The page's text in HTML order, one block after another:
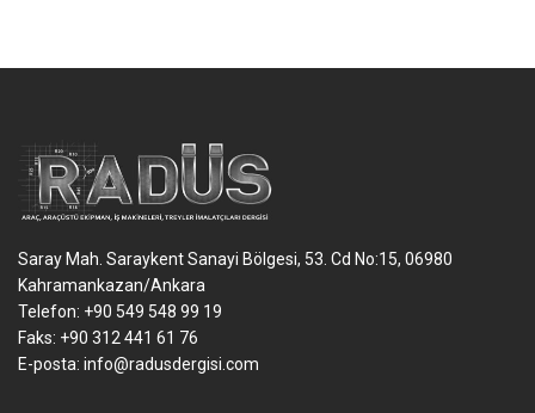
Saray Mah. Saraykent Sanayi Bölgesi, 53. Cd No:15, 06980
Kahramankazan/Ankara
Telefon: +90 549 548 99 19
Faks: +90 312 441 61 76
E-posta: info@radusdergisi.com